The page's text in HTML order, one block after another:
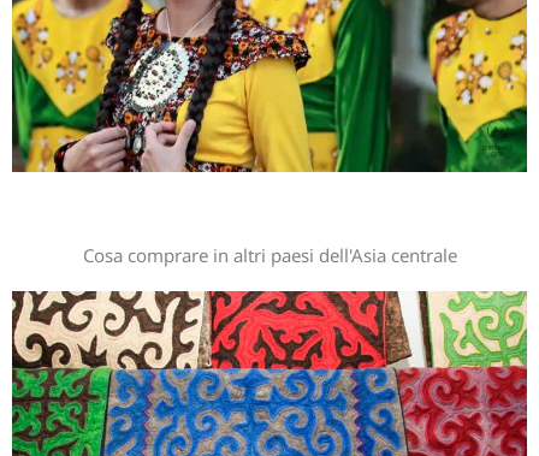
Cosa comprare in altri paesi dell'Asia centrale